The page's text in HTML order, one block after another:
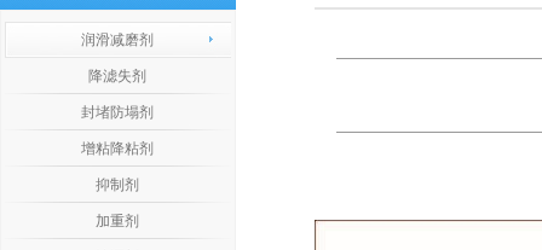
润滑减磨剂
降滤失剂
封堵防塌剂
增粘降粘剂
抑制剂
加重剂